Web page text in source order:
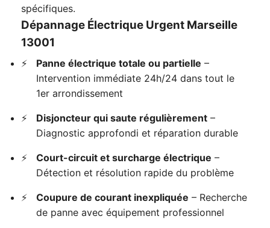
spécifiques.
Dépannage Électrique Urgent Marseille
13001
Panne électrique totale ou partielle –
Intervention immédiate 24h/24 dans tout le
1er arrondissement
Disjoncteur qui saute régulièrement –
Diagnostic approfondi et réparation durable
Court-circuit et surcharge électrique –
Détection et résolution rapide du problème
Coupure de courant inexpliquée – Recherche
de panne avec équipement professionnel